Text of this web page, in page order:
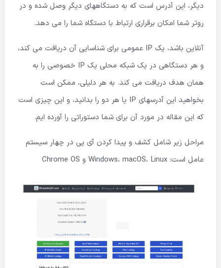
دیگر، این آدرس است که به دستگاههای دیگر وصل شده و در
روتر شما امکان برقراری ارتباط با دستگاه شما را می دهد.
آنلاین باشد، یک IP عمومی برای شناسایی آن دریافت می کند،
و هر دستگاهی در یک شبکه محلی یک IP خصوصی را به
همان هدف دریافت می کند. به هر دلیلی، ممکن است
بخواهید این آدرسهای IP یا هر دو را بدانید، و این چیزی است
که این مقاله در مورد آن برای شما دستوراتی را آورده ایم.
مراحل زیر شامل کشف و پیدا کردن آی پی در چهار سیستم
عامل است: Windows، macOS، Linux و Chrome OS